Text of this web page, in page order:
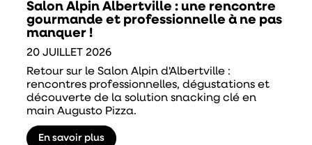
Salon Alpin Albertville : une rencontre
gourmande et professionnelle à ne pas
manquer !
20 JUILLET 2026
Retour sur le Salon Alpin d'Albertville :
rencontres professionnelles, dégustations et
découverte de la solution snacking clé en
main Augusto Pizza.
En savoir plus